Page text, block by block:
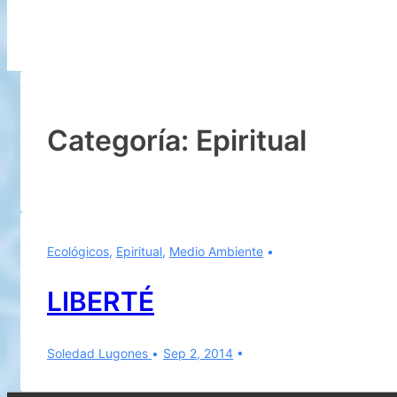
Categoría: Epiritual
Ecológicos, Epiritual, Medio Ambiente
LIBERTÉ
Soledad Lugones Sep 2, 2014